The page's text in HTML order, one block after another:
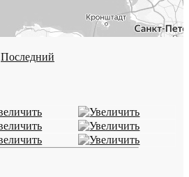
Последний